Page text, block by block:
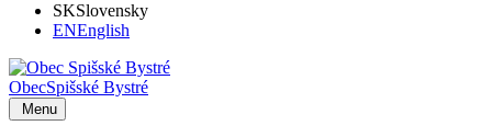
SKSlovensky
ENEnglish
ObecSpišské Bystré
Menu